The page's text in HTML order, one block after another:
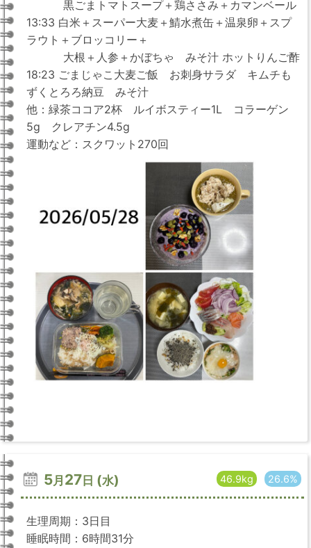
黒ごまトマトスープ＋鶏ささみ＋カマンベール
13:33 白米＋スーパー大麦＋鯖水煮缶＋温泉卵＋スプ
ラウト＋ブロッコリー＋
大根＋人参＋かぼちゃ みそ汁 ホットりんご酢
18:23 ごまじゃこ大麦ご飯 お刺身サラダ キムチも
ずくとろろ納豆 みそ汁
他：緑茶ココア2杯 ルイボスティー1L コラーゲン
5g クレアチン4.5g
運動など：スクワット270回
5月 27 日 (水) 46.9kg 26.6%
生理周期：3日目
睡眠時間：6時間31分